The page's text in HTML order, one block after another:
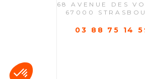
68 AVENUE DES
67000
03 88 75 14